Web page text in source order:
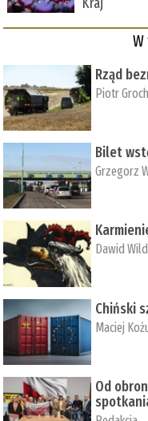
Rząd
Piotr
Bilet
Grzegorz
Dawid
Chiński
Maciej
Od